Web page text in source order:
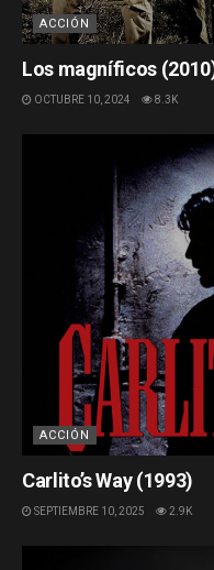
ACCIÓN
Los magníficos
OCTUBRE 10, 2024 8.3K
ACCIÓN
Carlito’s Way (1993)
SEPTIEMBRE 10, 2025 2.9K